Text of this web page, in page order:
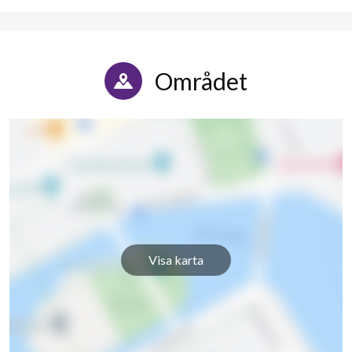
41
Området
Visa karta